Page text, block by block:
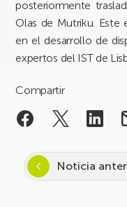
posteriormente
Olas de Mutriku. Este
en el desarrollo de
expertos del IST de
Compartir
Noticia